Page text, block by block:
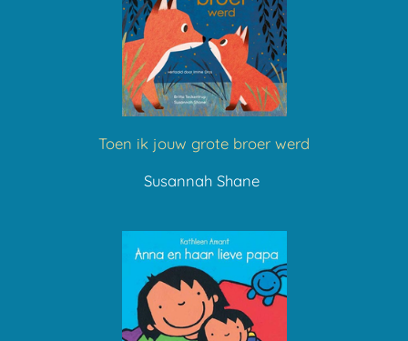
Toen ik jouw grote broer werd
Susannah Shane